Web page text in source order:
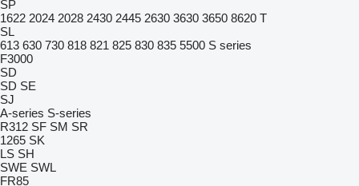
SP
1622 2024 2028 2430 2445 2630 3630 3650 8620 T
SL
613 630 730 818 821 825 830 835 5500 S series
F3000
SD
SD SE
SJ
A-series S-series
R312 SF SM SR
1265 SK
LS SH
SWE SWL
FR85